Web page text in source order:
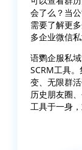
会了么？当
需要了解更
多企业微信
语鹦企服私
SCRM工具
变、无限群
历史朋友圈
工具于一身，